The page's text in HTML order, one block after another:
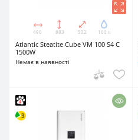
490 883 532 100 л
Atlantic Steatite Cube VM 100 S4 C
1500W
Немає в наявності